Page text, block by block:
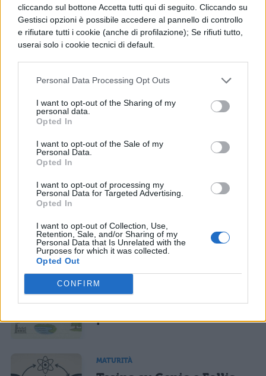
cliccando sul bottone Accetta tutti qui di seguito. Cliccando su
Gestisci opzioni è possibile accedere al pannello di controllo
e rifiutare tutti i cookie (anche di profilazione); Se rifiuti tutto,
userai solo i cookie tecnici di default.
Personal Data Processing Opt Outs
I want to opt-out of the Sharing of my
personal data.
Opted In
I want to opt-out of the Sale of my
Personal Data.
Opted In
I want to opt-out of processing my
Personal Data for Targeted Advertising.
Opted In
I want to opt-out of Collection, Use,
Retention, Sale, and/or Sharing of my
Personal Data that Is Unrelated with the
Purposes for which it was collected.
Opted Out
CONFIRM
sarà pubblicata. Dichiari di avere preso visione e di accettare quanto previsto dalla
Ho letto e acconsento l'
Acconsento all'uso dei miei dati da parte di terzi per finalità di
marketing diretto con modalità automatizzate o tradizionali
TI POTREBBE INTERESSARE
MATURITÀ
percorso alla Maturità
MATURITÀ
collegamenti per la
Maturità
MATURITÀ
Tesina sullo sviluppo
sostenibile: collegamenti
per la Maturità
MATURITÀ